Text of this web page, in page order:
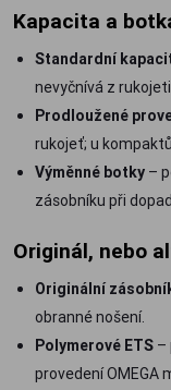
Kapacita a
Standardní
nevyčnívá z
Prodloužené
rukojeť; u
Výměnné botky –
zásobníku při
Originál, nebo
Originální
obranné nošení.
Polymerové ETS –
provedení OMEGA